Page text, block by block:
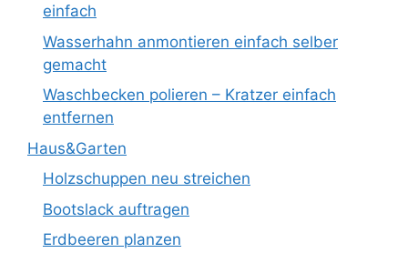
einfach
Wasserhahn anmontieren einfach selber
gemacht
Waschbecken polieren – Kratzer einfach
entfernen
Haus&Garten
Holzschuppen neu streichen
Bootslack auftragen
Erdbeeren planzen